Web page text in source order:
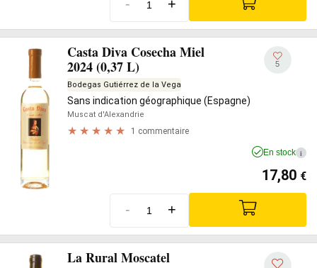
- +
Casta Diva Cosecha Miel
2024 (0,37 L)
Bodegas Gutiérrez de la Vega
Sans indication géographique (Espagne)
Muscat d'Alexandrie
1 commentaire
5
En stock i
17,80 €
- +
La Rural Moscatel